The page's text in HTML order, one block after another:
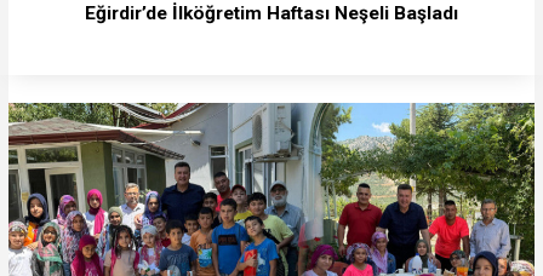
Eğirdir’de İlköğretim Haftası Neşeli Başladı